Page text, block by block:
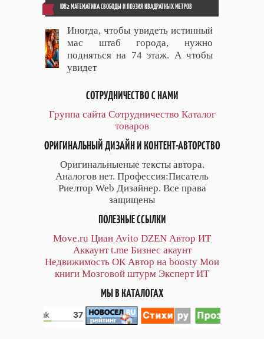
ID82 МАТЕМАТИКА СВОБОДЫ И ПОЭЗИЯ КВАДРАТНЫХ МЕТРОВ
Иногда, чтобы увидеть истинный
мас штаб города, нужно
подняться на 74 этаж. А чтобы
увидет
СОТРУДНИЧЕСТВО С НАМИ
Группа сайта Сотрудничество Каталог
товаров
ОРИГИНАЛЬНЫЙ ДИЗАЙН И КОНТЕНТ-АВТОРСТВО
Оригинальныеные тексты автора.
Аналогов нет. Профессия:Писатель
Риелтор Web Дизайнер. Все права
защищены
ПОЛЕЗНЫЕ ССЫЛКИ
Move.ru Циан Avito DZEN Автор ИТ
Аккаунт t.me Бизнес акаунт
Недвижимость ОК Автор на boosty Мои
книги Мозговой штурм Эксперт ИТ
МЫ В КАТАЛОГАХ